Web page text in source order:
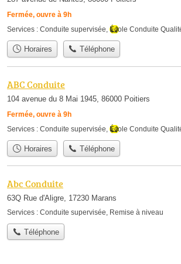
Fermée, ouvre à 9h
Services : Conduite supervisée, École Conduite
Horaires Téléphone
ABC Conduite
104 avenue du 8 Mai 1945, 86000 Poitiers
Fermée, ouvre à 9h
Services : Conduite supervisée École Conduite
Horaires Téléphone
Abc Conduite
63Q Rue d'Aligre, 17230 Marans
Services : Conduite supervisée, Remise à niveau
Téléphone